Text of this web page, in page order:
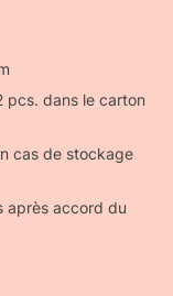
pcs. dans le carton
cas de stockage
après accord du